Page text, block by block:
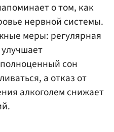
о том, как
нервной системы.
меры: регулярная
сон
а отказ от
алкоголем снижает